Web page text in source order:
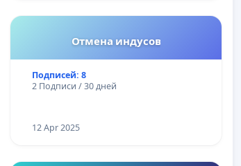
Отмена индусов
Подписей: 8
2 Подписи / 30 дней
12 Apr 2025